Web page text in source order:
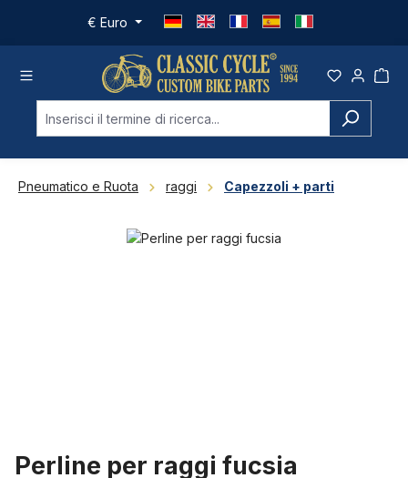
Passa al contenuto principale
€ Euro
Pneumatico e Ruota raggi Capezzoli + parti
Salta la galleria di immagini
Perline per raggi fucsia